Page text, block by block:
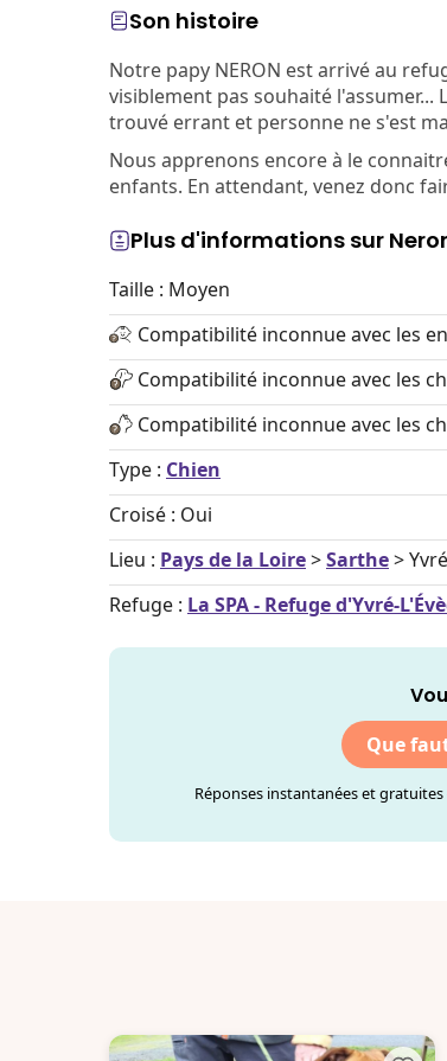
Son histoire
Notre papy NERON est arrivé au
visiblement pas souhaité
trouvé errant et personne ne s'est
Nous apprenons encore à le
enfants. En attendant, venez donc
Plus d'informations sur
Taille : Moyen
Compatibilité inconnue avec les
Compatibilité inconnue avec les
Compatibilité inconnue avec les
Type : Chien
Croisé : Oui
Lieu : Pays de la Loire>Sarthe>
Refuge : La SPA - Refuge d'Yvré-
Que
Réponses instantanées et